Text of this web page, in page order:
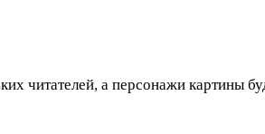
читателей, а персонажи картины